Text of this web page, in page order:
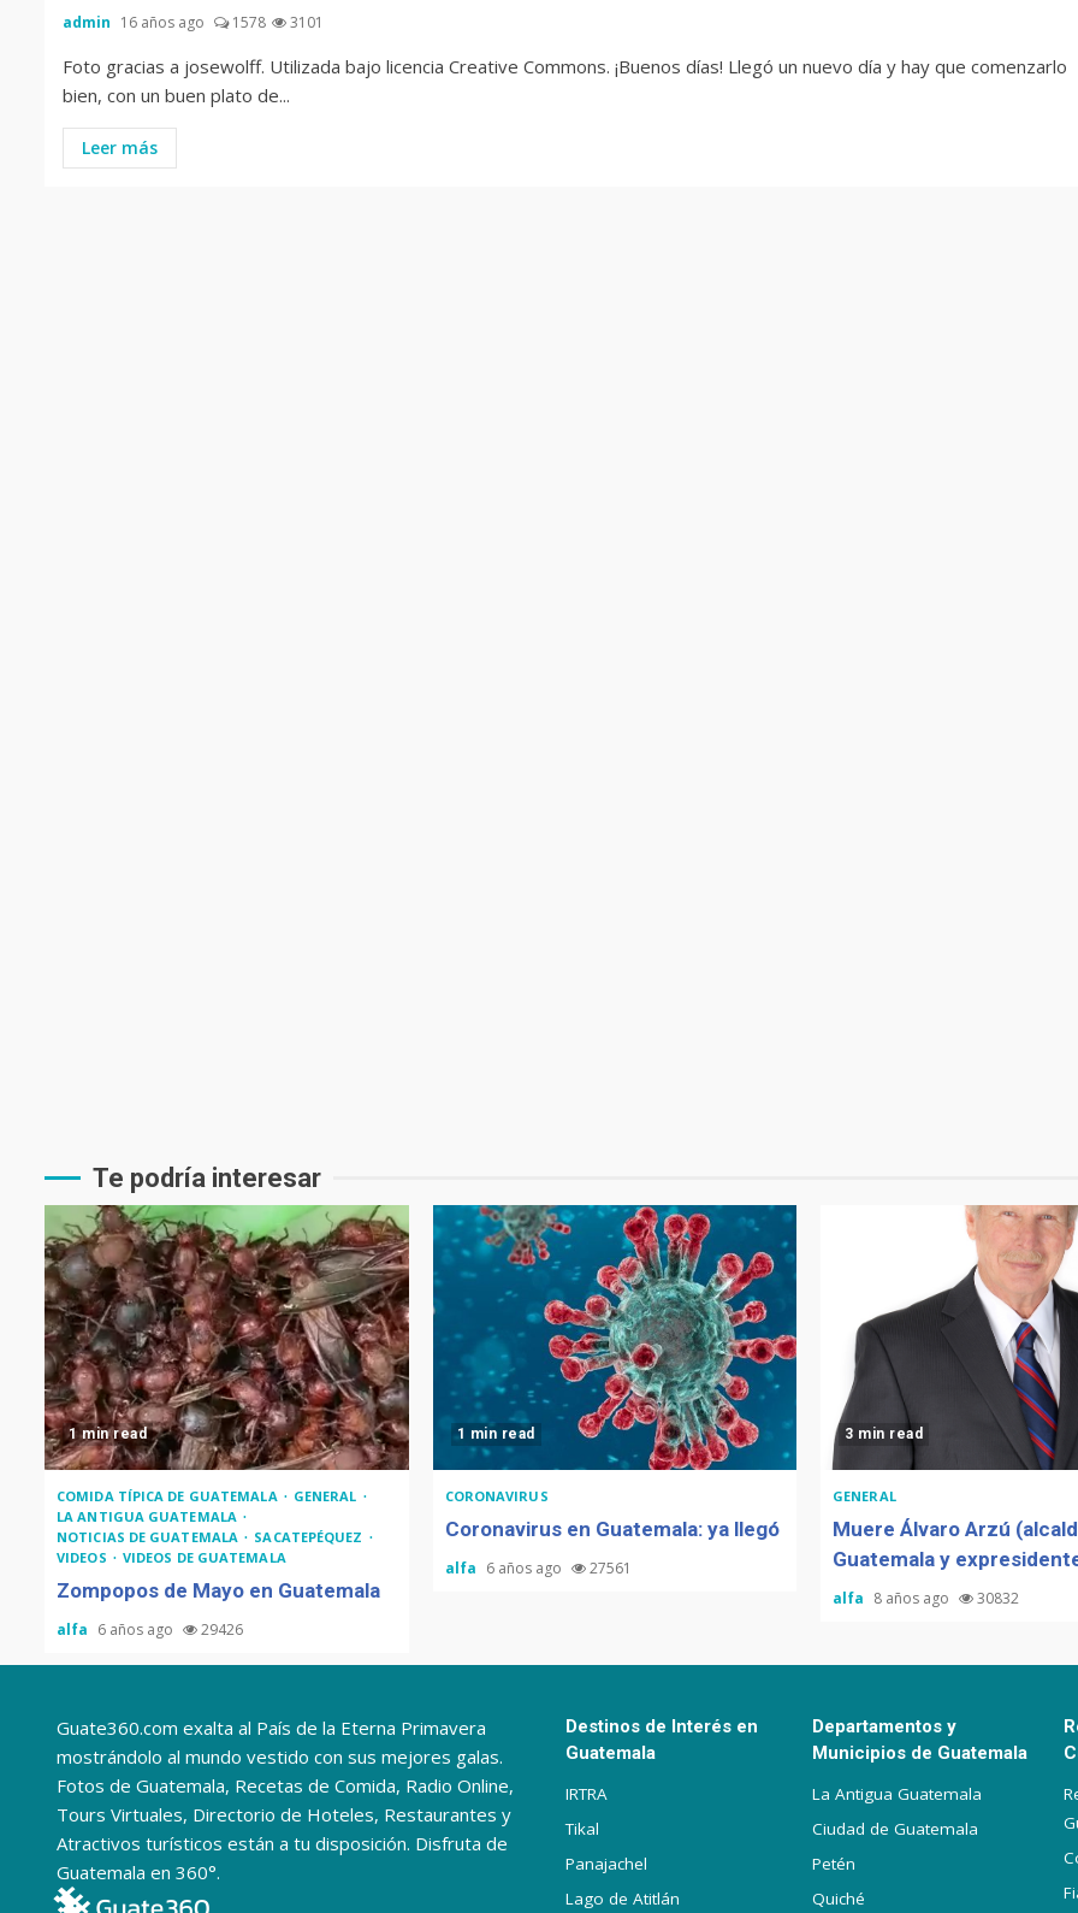
admin 16 años ago 1578 3101
Foto gracias a josewolff. Utilizada bajo licencia Creative Commons. ¡Buenos días! Llegó un nuevo día y hay que comenzarlo
bien, con un buen plato de...
Leer más
Te podría interesar
1 min read
COMIDA TÍPICA DE GUATEMALA
GENERAL
LA ANTIGUA GUATEMALA
NOTICIAS DE GUATEMALA
SACATEPÉQUEZ
VIDEOS
VIDEOS DE GUATEMALA
Zompopos de Mayo en Guatemala
alfa 6 años ago 29426
1 min read
CORONAVIRUS
Coronavirus en Guatemala: ya llegó
alfa 6 años ago 27561
3 min read
GENERAL
Muere Álvaro Arzú
Guatemala y
alfa 8 años ago 30832
Guate360.com exalta al País de la Eterna Primavera
mostrándolo al mundo vestido con sus mejores galas.
Fotos de Guatemala, Recetas de Comida, Radio Online,
Tours Virtuales, Directorio de Hoteles, Restaurantes y
Atractivos turísticos están a tu disposición. Disfruta de
Guatemala en 360°.
Destinos de Interés en
Guatemala
IRTRA
Tikal
Panajachel
Lago de Atitlán
Departamentos y
Municipios de Guatemala
La Antigua Guatemala
Ciudad de Guatemala
Petén
Quiché